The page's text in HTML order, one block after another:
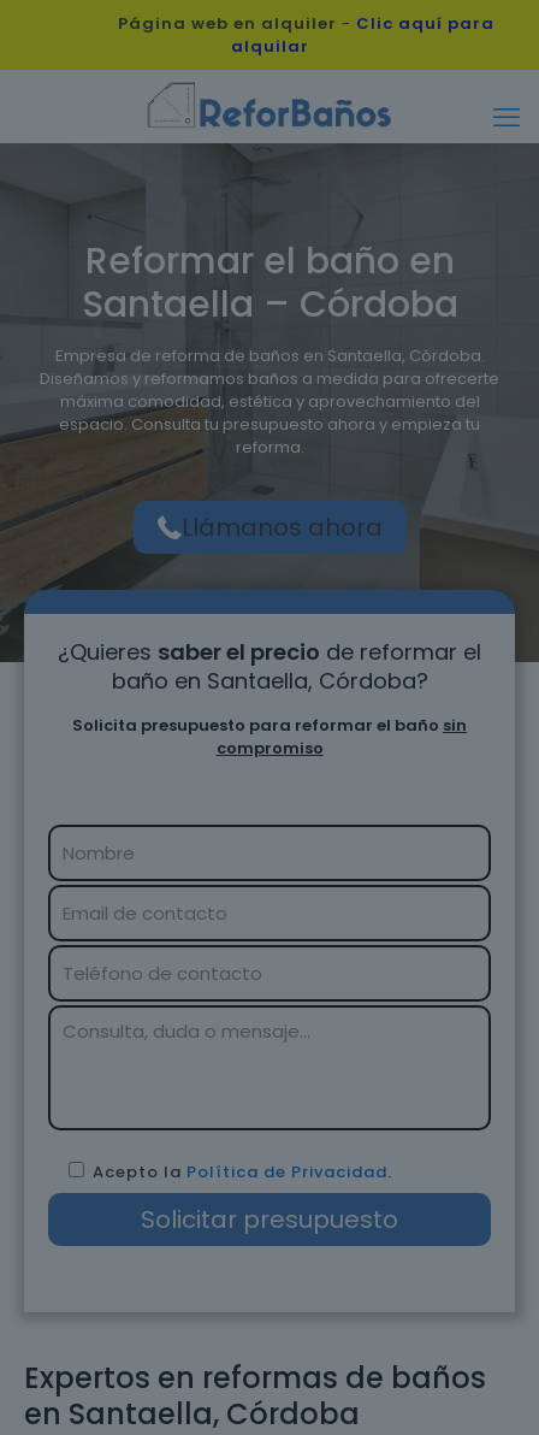
Página web en alquiler - Clic aquí para
alquilar
Reformar el baño en
Santaella – Córdoba
Empresa de reforma de baños en Santaella, Córdoba.
Diseñamos y reformamos baños a medida para ofrecerte
máxima comodidad, estética y aprovechamiento del
espacio. Consulta tu presupuesto ahora y empieza tu
reforma.
Llámanos ahora
Expertos en reformas de baños
en Santaella, Córdoba
¿Quieres saber el precio de reformar el
baño en Santaella, Córdoba?
Solicita presupuesto para reformar el baño sin
compromiso
Acepto la Política de Privacidad.